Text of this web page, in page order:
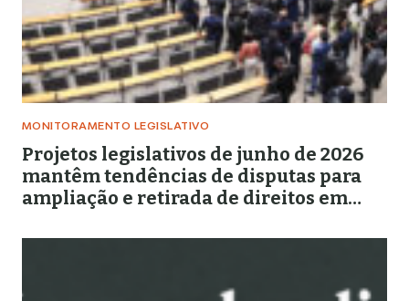
MONITORAMENTO LEGISLATIVO
Projetos legislativos de junho de 2026
mantêm tendências de disputas para
ampliação e retirada de direitos em
enfrentamento a crimes